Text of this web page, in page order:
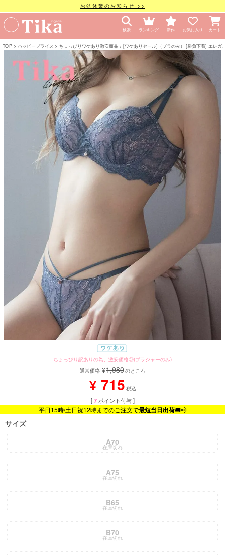
お盆休業のお知らせ >>
検索 ランキング 新作 お気に入り カート
TOP ハッピープライス ちょっぴりワケあり激安商品 [ワケありセール]（ブラのみ） [勝負下着] エレガ
ちょっぴり訳ありの為、激安価格◎(ブラジャーのみ)
通常価格 ¥1,980のところ
¥ 715 税込
[ 7 ポイント付与 ]
平日15時/土日祝12時までのご注文で最短当日出荷🚚💨
サイズ
A70
在庫切れ
A75
在庫切れ
B65
在庫切れ
B70
在庫切れ